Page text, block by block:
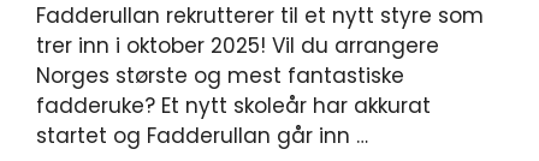
Fadderullan rekrutterer til et nytt styre som
trer inn i oktober 2025! Vil du arrangere
Norges største og mest fantastiske
fadderuke? Et nytt skoleår har akkurat
startet og Fadderullan går inn …